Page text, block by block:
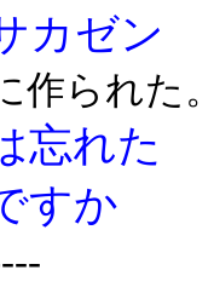
カゼン
作られた
忘れた
すか